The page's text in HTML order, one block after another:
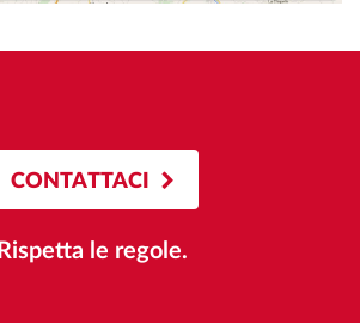
CONTATTACI
Rispetta le regole.